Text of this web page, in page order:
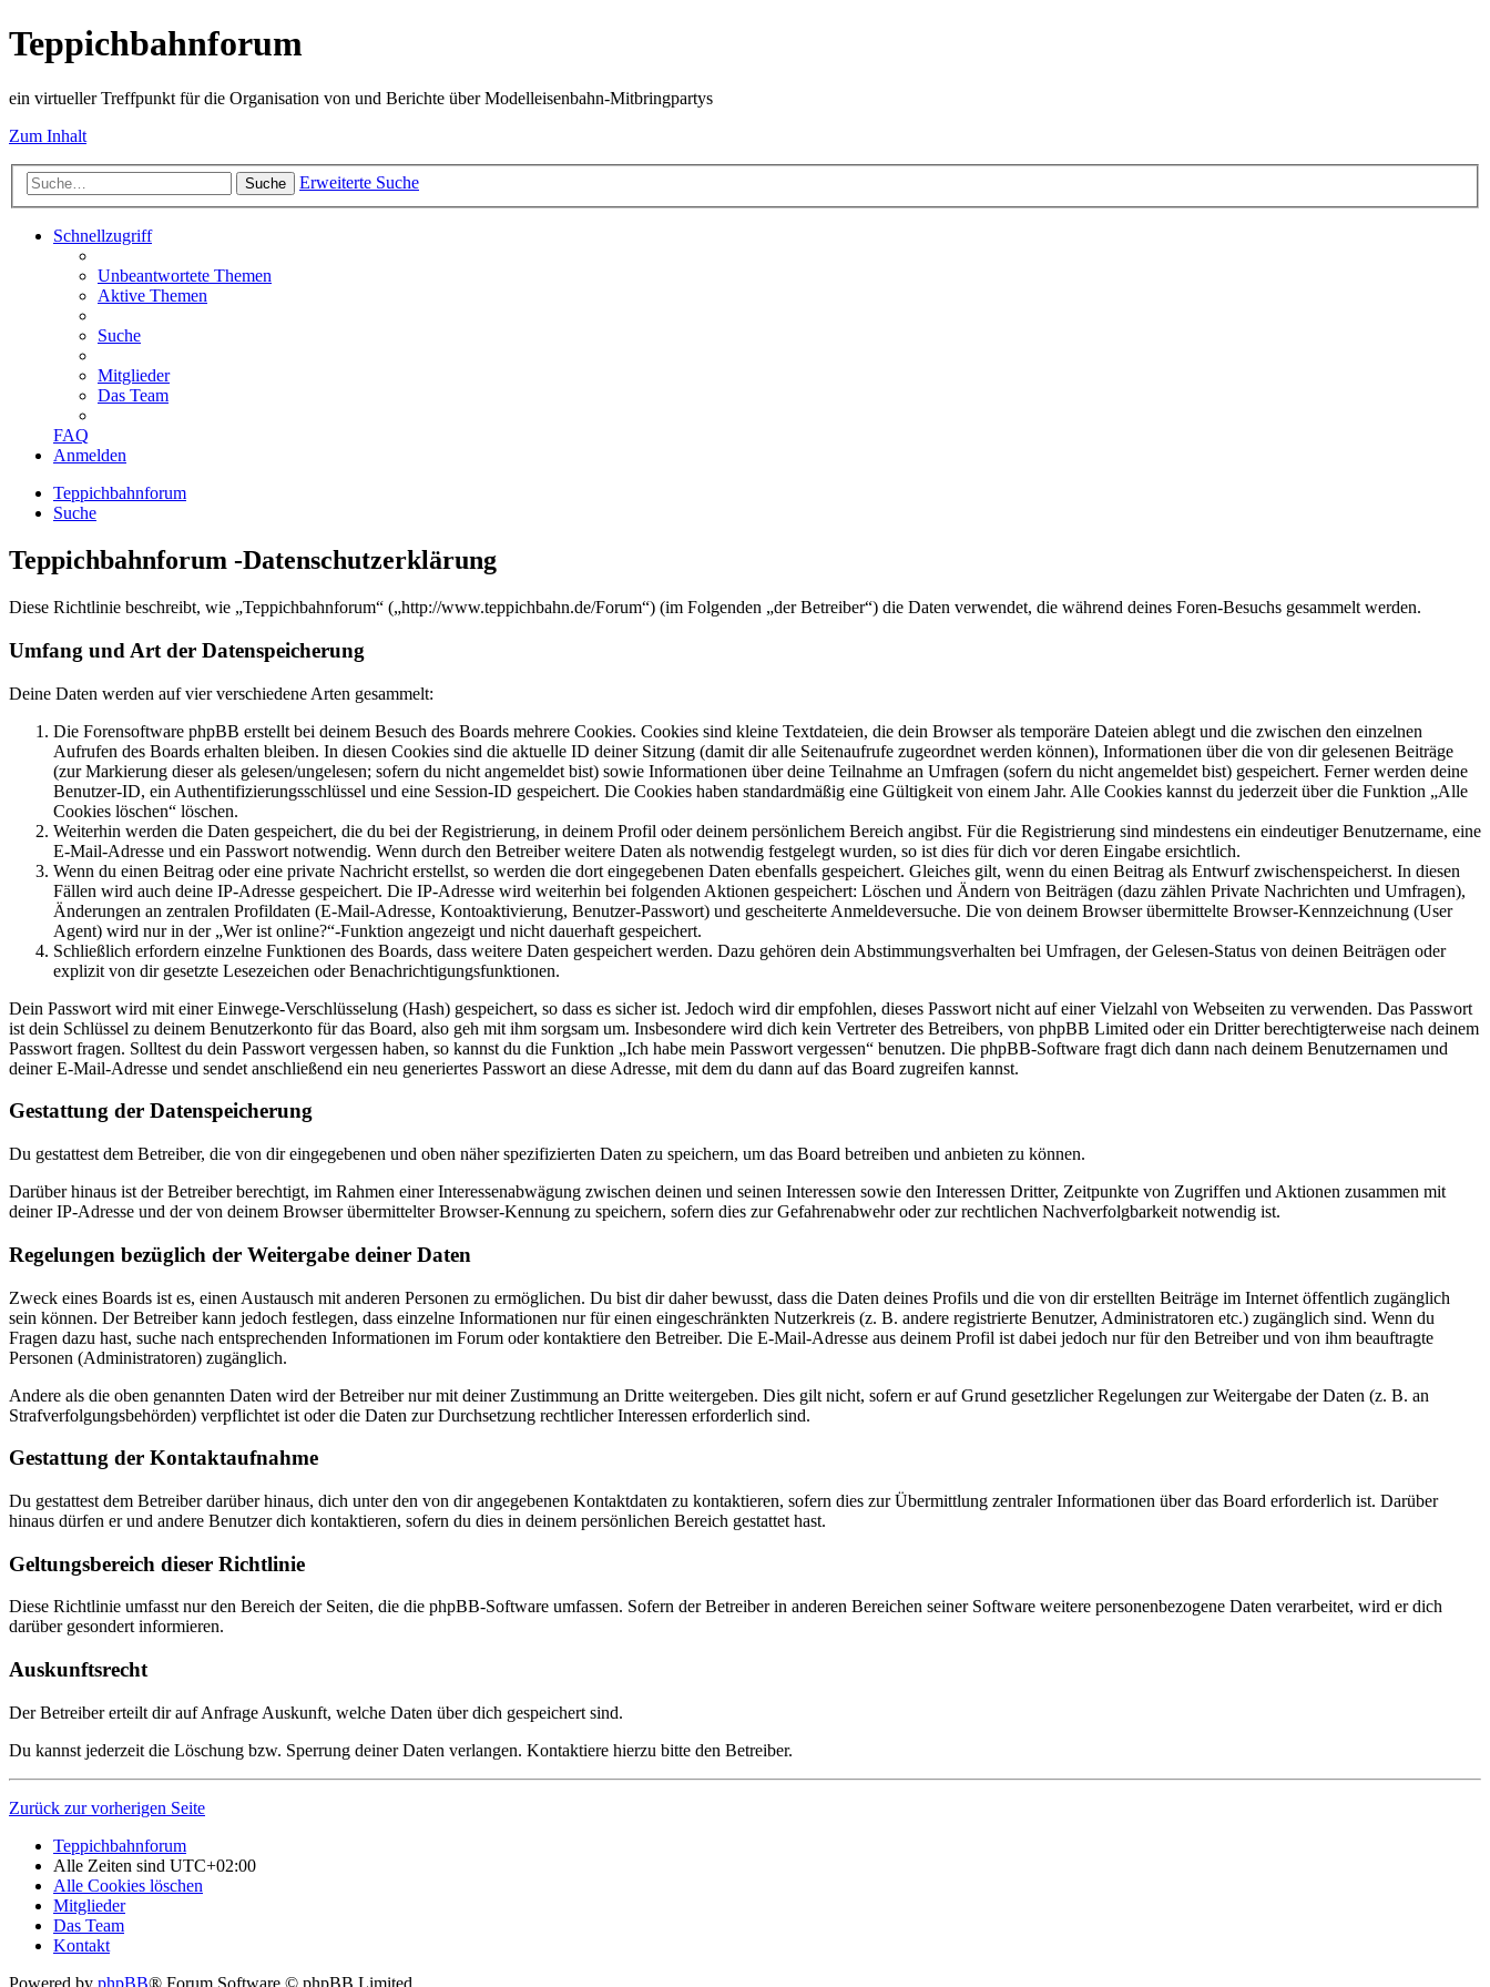
Teppichbahnforum
ein virtueller Treffpunkt für die Organisation von und Berichte über Modelleisenbahn-Mitbringpartys
Zum Inhalt
Suche Erweiterte Suche
Schnellzugriff
Unbeantwortete Themen
Aktive Themen
Suche
Mitglieder
Das Team
FAQ
Anmelden
Teppichbahnforum
Suche
Teppichbahnforum -Datenschutzerklärung
Diese Richtlinie beschreibt, wie „Teppichbahnforum“ („http://www.teppichbahn.de/Forum“) (im Folgenden „der Betreiber“) die Daten verwendet, die während deines Foren-Besuchs gesammelt werden.
Umfang und Art der Datenspeicherung
Deine Daten werden auf vier verschiedene Arten gesammelt:
Die Forensoftware phpBB erstellt bei deinem Besuch des Boards mehrere Cookies. Cookies sind kleine Textdateien, die dein Browser als temporäre Dateien ablegt und die zwischen den einzelnen
Aufrufen des Boards erhalten bleiben. In diesen Cookies sind die aktuelle ID deiner Sitzung (damit dir alle Seitenaufrufe zugeordnet werden können), Informationen über die von dir gelesenen Beiträge
(zur Markierung dieser als gelesen/ungelesen; sofern du nicht angemeldet bist) sowie Informationen über deine Teilnahme an Umfragen (sofern du nicht angemeldet bist) gespeichert. Ferner werden deine
Benutzer-ID, ein Authentifizierungsschlüssel und eine Session-ID gespeichert. Die Cookies haben standardmäßig eine Gültigkeit von einem Jahr. Alle Cookies kannst du jederzeit über die Funktion „Alle
Cookies löschen“ löschen.
Weiterhin werden die Daten gespeichert, die du bei der Registrierung, in deinem Profil oder deinem persönlichem Bereich angibst. Für die Registrierung sind mindestens ein eindeutiger Benutzername, eine
E-Mail-Adresse und ein Passwort notwendig. Wenn durch den Betreiber weitere Daten als notwendig festgelegt wurden, so ist dies für dich vor deren Eingabe ersichtlich.
Wenn du einen Beitrag oder eine private Nachricht erstellst, so werden die dort eingegebenen Daten ebenfalls gespeichert. Gleiches gilt, wenn du einen Beitrag als Entwurf zwischenspeicherst. In diesen
Fällen wird auch deine IP-Adresse gespeichert. Die IP-Adresse wird weiterhin bei folgenden Aktionen gespeichert: Löschen und Ändern von Beiträgen (dazu zählen Private Nachrichten und Umfragen),
Änderungen an zentralen Profildaten (E-Mail-Adresse, Kontoaktivierung, Benutzer-Passwort) und gescheiterte Anmeldeversuche. Die von deinem Browser übermittelte Browser-Kennzeichnung (User
Agent) wird nur in der „Wer ist online?“-Funktion angezeigt und nicht dauerhaft gespeichert.
Schließlich erfordern einzelne Funktionen des Boards, dass weitere Daten gespeichert werden. Dazu gehören dein Abstimmungsverhalten bei Umfragen, der Gelesen-Status von deinen Beiträgen oder
explizit von dir gesetzte Lesezeichen oder Benachrichtigungsfunktionen.
Dein Passwort wird mit einer Einwege-Verschlüsselung (Hash) gespeichert, so dass es sicher ist. Jedoch wird dir empfohlen, dieses Passwort nicht auf einer Vielzahl von Webseiten zu verwenden. Das Passwort
ist dein Schlüssel zu deinem Benutzerkonto für das Board, also geh mit ihm sorgsam um. Insbesondere wird dich kein Vertreter des Betreibers, von phpBB Limited oder ein Dritter berechtigterweise nach deinem
Passwort fragen. Solltest du dein Passwort vergessen haben, so kannst du die Funktion „Ich habe mein Passwort vergessen“ benutzen. Die phpBB-Software fragt dich dann nach deinem Benutzernamen und
deiner E-Mail-Adresse und sendet anschließend ein neu generiertes Passwort an diese Adresse, mit dem du dann auf das Board zugreifen kannst.
Gestattung der Datenspeicherung
Du gestattest dem Betreiber, die von dir eingegebenen und oben näher spezifizierten Daten zu speichern, um das Board betreiben und anbieten zu können.
Darüber hinaus ist der Betreiber berechtigt, im Rahmen einer Interessenabwägung zwischen deinen und seinen Interessen sowie den Interessen Dritter, Zeitpunkte von Zugriffen und Aktionen zusammen mit
deiner IP-Adresse und der von deinem Browser übermittelter Browser-Kennung zu speichern, sofern dies zur Gefahrenabwehr oder zur rechtlichen Nachverfolgbarkeit notwendig ist.
Regelungen bezüglich der Weitergabe deiner Daten
Zweck eines Boards ist es, einen Austausch mit anderen Personen zu ermöglichen. Du bist dir daher bewusst, dass die Daten deines Profils und die von dir erstellten Beiträge im Internet öffentlich zugänglich
sein können. Der Betreiber kann jedoch festlegen, dass einzelne Informationen nur für einen eingeschränkten Nutzerkreis (z. B. andere registrierte Benutzer, Administratoren etc.) zugänglich sind. Wenn du
Fragen dazu hast, suche nach entsprechenden Informationen im Forum oder kontaktiere den Betreiber. Die E-Mail-Adresse aus deinem Profil ist dabei jedoch nur für den Betreiber und von ihm beauftragte
Personen (Administratoren) zugänglich.
Andere als die oben genannten Daten wird der Betreiber nur mit deiner Zustimmung an Dritte weitergeben. Dies gilt nicht, sofern er auf Grund gesetzlicher Regelungen zur Weitergabe der Daten (z. B. an
Strafverfolgungsbehörden) verpflichtet ist oder die Daten zur Durchsetzung rechtlicher Interessen erforderlich sind.
Gestattung der Kontaktaufnahme
Du gestattest dem Betreiber darüber hinaus, dich unter den von dir angegebenen Kontaktdaten zu kontaktieren, sofern dies zur Übermittlung zentraler Informationen über das Board erforderlich ist. Darüber
hinaus dürfen er und andere Benutzer dich kontaktieren, sofern du dies in deinem persönlichen Bereich gestattet hast.
Geltungsbereich dieser Richtlinie
Diese Richtlinie umfasst nur den Bereich der Seiten, die die phpBB-Software umfassen. Sofern der Betreiber in anderen Bereichen seiner Software weitere personenbezogene Daten verarbeitet, wird er dich
darüber gesondert informieren.
Auskunftsrecht
Der Betreiber erteilt dir auf Anfrage Auskunft, welche Daten über dich gespeichert sind.
Du kannst jederzeit die Löschung bzw. Sperrung deiner Daten verlangen. Kontaktiere hierzu bitte den Betreiber.
Zurück zur vorherigen Seite
Teppichbahnforum
Alle Zeiten sind UTC+02:00
Alle Cookies löschen
Mitglieder
Das Team
Kontakt
Powered by phpBB® Forum Software © phpBB Limited